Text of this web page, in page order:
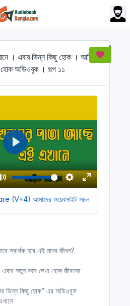
। এবার ভিন্ন কিছু হোক । আরিফ
অডিওবুক । গল্প ১১
M
u
S
e
s
E
n
P
a
y
(V+4) আমাদের ওয়েবসাইট সচল রাখতে
স্বার্থক হবে এই মানব জীবন?
নতুন করে লেখা হোক জীবনের
ভিন্ন কিছু হোক” এর অডিওবুক